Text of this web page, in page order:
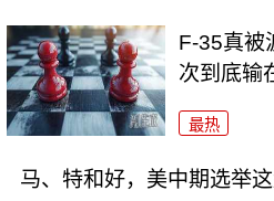
F-35真被
次到底输
最热
马、特和好，美中期选举